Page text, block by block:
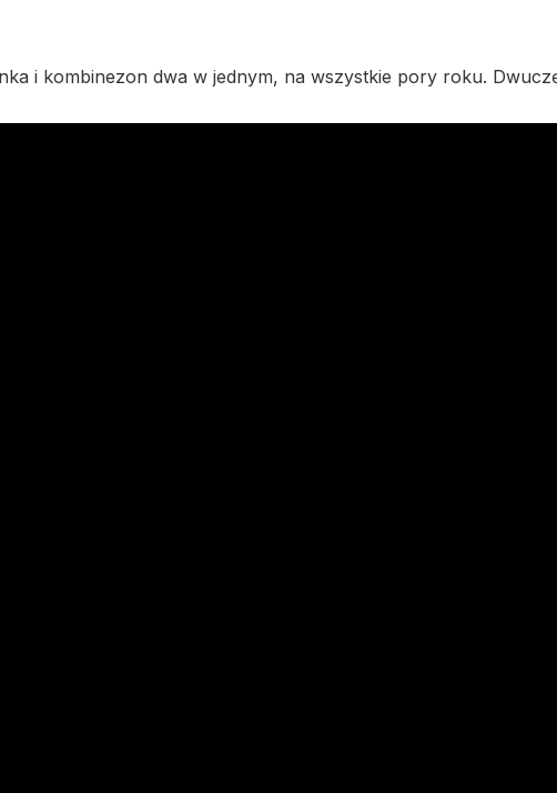
i kombinezon dwa w jednym, na wszystkie pory roku.